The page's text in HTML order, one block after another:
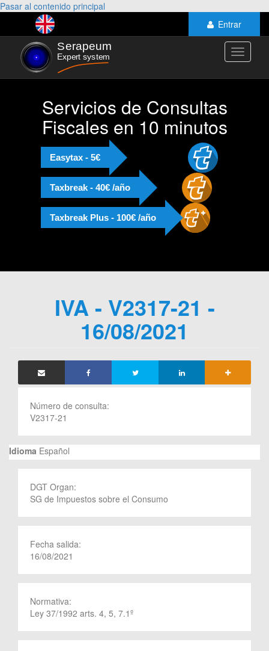
Pasar al contenido principal
Entrar
Toggle
Servicios de Consultas
Fiscales en 10 minutos
Easytax - 5€
Taxbreak - 40€ /año
Taxbreak Plus - 100€ /año
IVA - V2317-21 -
16/08/2021
Número de consulta:
V2317-21
Idioma Español
DGT Organ:
SG de Impuestos sobre el Consumo
Fecha salida:
16/08/2021
Normativa:
Ley 37/1992 arts. 4, 5, 7.1º